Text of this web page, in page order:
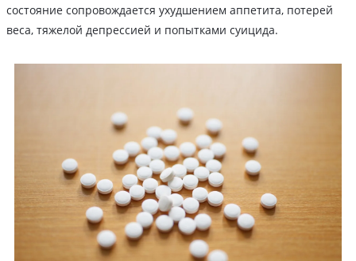
состояние сопровождается ухудшением аппетита, потерей
веса, тяжелой депрессией и попытками суицида.